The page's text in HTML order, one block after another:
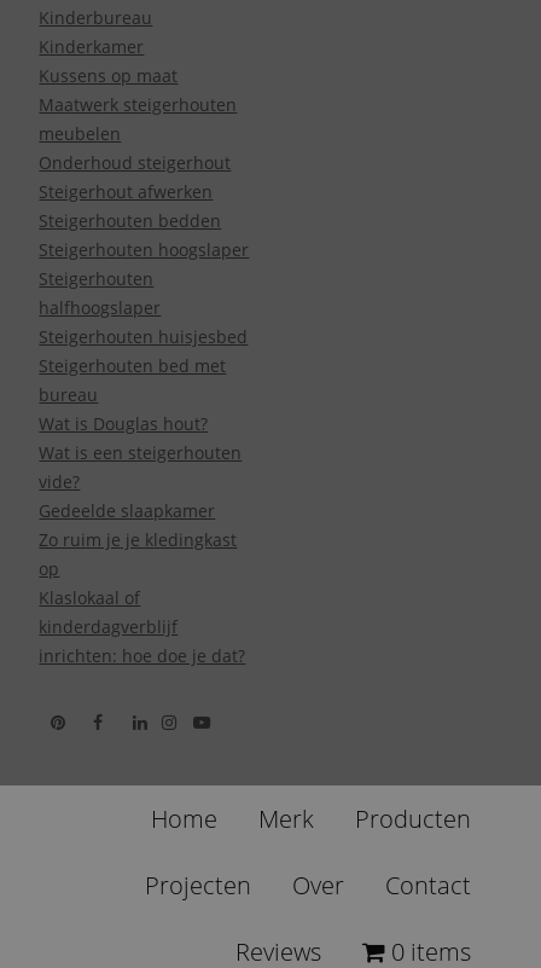
Kinderbureau
Kinderkamer
Kussens op maat
Maatwerk steigerhouten
meubelen
Onderhoud steigerhout
Steigerhout afwerken
Steigerhouten bedden
Steigerhouten hoogslaper
Steigerhouten
halfhoogslaper
Steigerhouten huisjesbed
Steigerhouten bed met
bureau
Wat is Douglas hout?
Wat is een steigerhouten
vide?
Gedeelde slaapkamer
Zo ruim je je kledingkast
op
Klaslokaal of
kinderdagverblijf
inrichten: hoe doe je dat?
Home Merk Producten
Projecten Over Contact
Reviews 0 items